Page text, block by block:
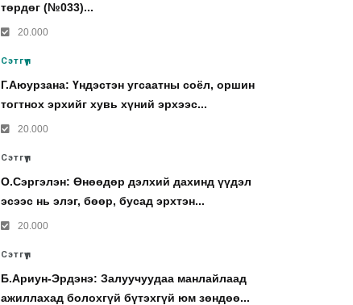
төрдөг (№033)...
20.000
Сэтгүүл
Г.Аюурзана: Үндэстэн угсаатны соёл, оршин
тогтнох эрхийг хувь хүний эрхээс...
20.000
Сэтгүүл
О.Сэргэлэн: Өнөөдөр дэлхий дахинд үүдэл
эсээс нь элэг, бөөр, бусад эрхтэн...
20.000
Сэтгүүл
Б.Ариун-Эрдэнэ: Залуучуудаа манлайлаад
ажиллахад болохгүй бүтэхгүй юм зөндөө...